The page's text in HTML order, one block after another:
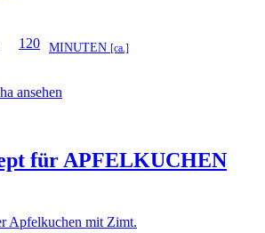
120 MINUTEN [ca.]
ansehen
fürAPFELKUCHEN
Apfelkuchen mit Zimt.